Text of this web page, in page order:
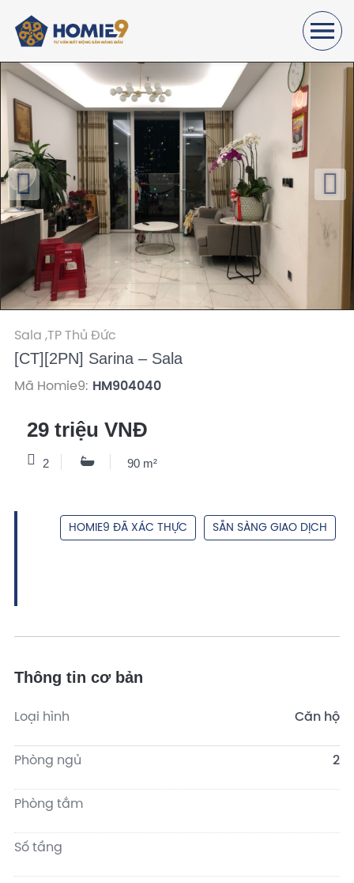
Sala ,TP Thủ Đức
[CT][2PN] Sarina – Sala
Mã Homie9: HM904040
29 triệu VNĐ
2 90 m²
HOMIE9 ĐÃ XÁC THỰC SẴN SÀNG GIAO DỊCH
Thông tin cơ bản
Loại hình Căn hộ
Phòng ngủ 2
Phòng tắm
Số tầng